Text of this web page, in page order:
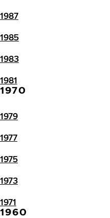
1987
1985
1983
1981
1970
1979
1977
1975
1973
1971
1960